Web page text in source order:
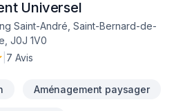
Universel
Saint-André, Saint-Bernard-de-
J0J 1V0
7 Avis
Aménagement paysager